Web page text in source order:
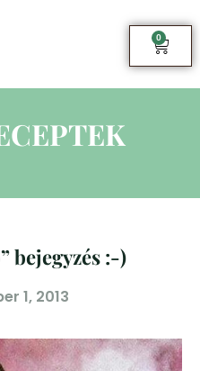
0
bejegyzés :-)
1, 2013